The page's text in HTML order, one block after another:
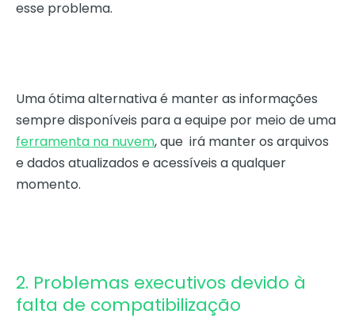
esse problema.
Uma ótima alternativa é manter as informações
sempre disponíveis para a equipe por meio de uma
ferramenta na nuvem, que irá manter os arquivos
e dados atualizados e acessíveis a qualquer
momento.
2. Problemas executivos devido à
falta de compatibilização